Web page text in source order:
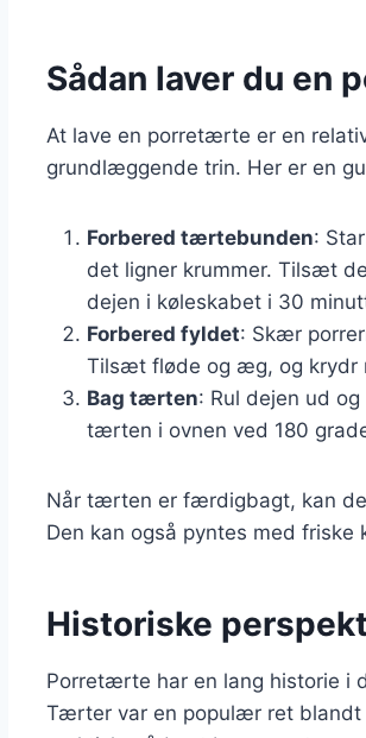
Sådan laver du en
At lave en porretærte er en
grundlæggende trin. Her er en
Forbered tærtebunden:
det ligner krummer. Tilsæt
dejen i køleskabet i 30
Forbered fyldet: Skær
Tilsæt fløde og æg, og krydr
Bag tærten: Rul dejen ud
tærten i ovnen ved 180
Når tærten er færdigbagt, kan
Den kan også pyntes med
Historiske
Porretærte har en lang historie i
Tærter var en populær ret blandt